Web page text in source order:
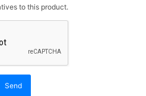
to this product.
Send